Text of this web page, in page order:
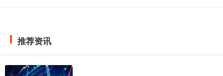
推荐资讯